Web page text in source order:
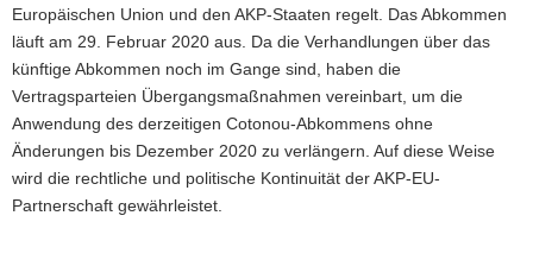
Europäischen Union und den AKP-Staaten regelt. Das Abkommen
läuft am 29. Februar 2020 aus. Da die Verhandlungen über das
künftige Abkommen noch im Gange sind, haben die
Vertragsparteien Übergangsmaßnahmen vereinbart, um die
Anwendung des derzeitigen Cotonou-Abkommens ohne
Änderungen bis Dezember 2020 zu verlängern. Auf diese Weise
wird die rechtliche und politische Kontinuität der AKP-EU-
Partnerschaft gewährleistet.